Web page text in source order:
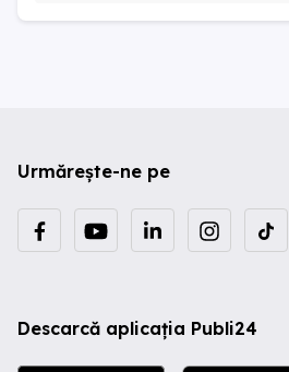
Urmărește-ne pe
Descarcă aplicația Publi24